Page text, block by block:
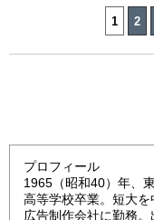
1 2
プロフィール
1965（昭和40）年、
高等学校卒業。短大を
広告制作会社に勤務